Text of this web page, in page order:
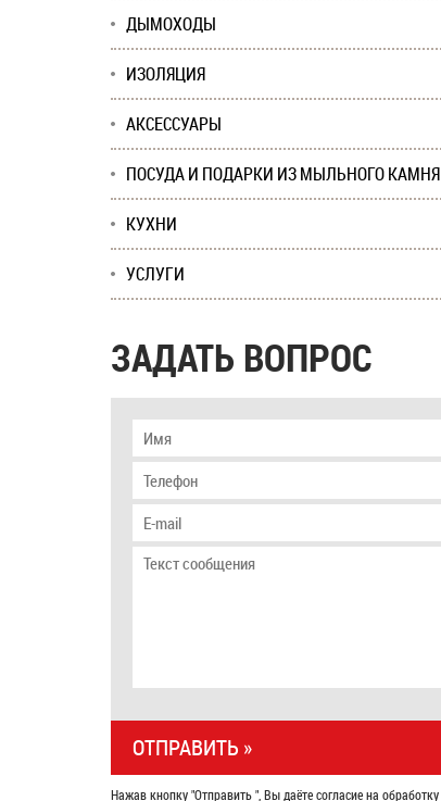
ДЫМОХОДЫ
ИЗОЛЯЦИЯ
АКСЕССУАРЫ
ПОСУДА И ПОДАРКИ ИЗ МЫЛЬНОГО КАМНЯ
КУХНИ
УСЛУГИ
ЗАДАТЬ ВОПРОС
Нажав кнопку "Отправить ", Вы даёте согласие на обработку